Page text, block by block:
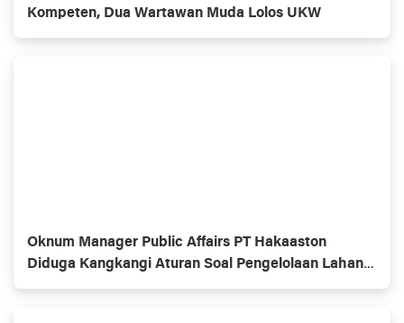
Kompeten, Dua Wartawan Muda Lolos UKW
Oknum Manager Public Affairs PT Hakaaston
Diduga Kangkangi Aturan Soal Pengelolaan Lahan
Tol